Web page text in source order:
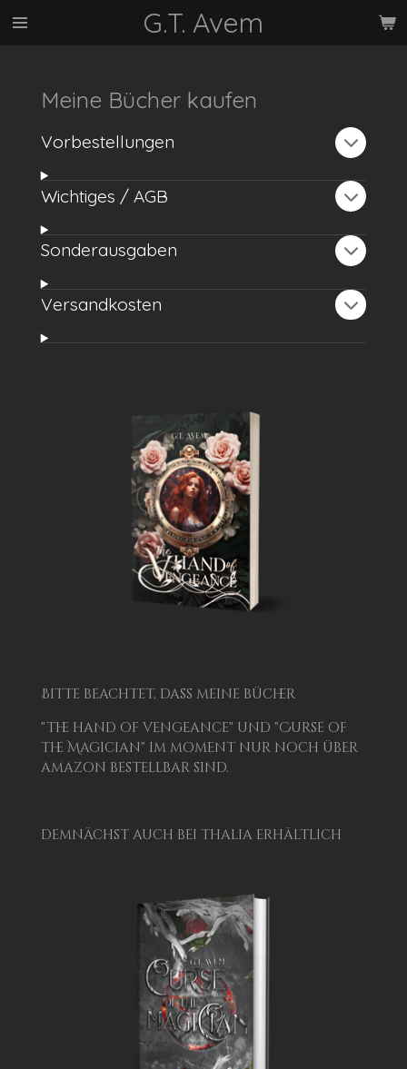
Zum
G.T. Avem
Meine Bücher kaufen
Vorbestellungen
Wichtiges / AGB
Sonderausgaben
Versandkosten
Bitte beachtet, dass meine bücher
"the hand of vengeance" und "Curse of
the Magician" im moment nur noch über
amazon bestellbar sind.
demnächst auch bei thalia erhältlich